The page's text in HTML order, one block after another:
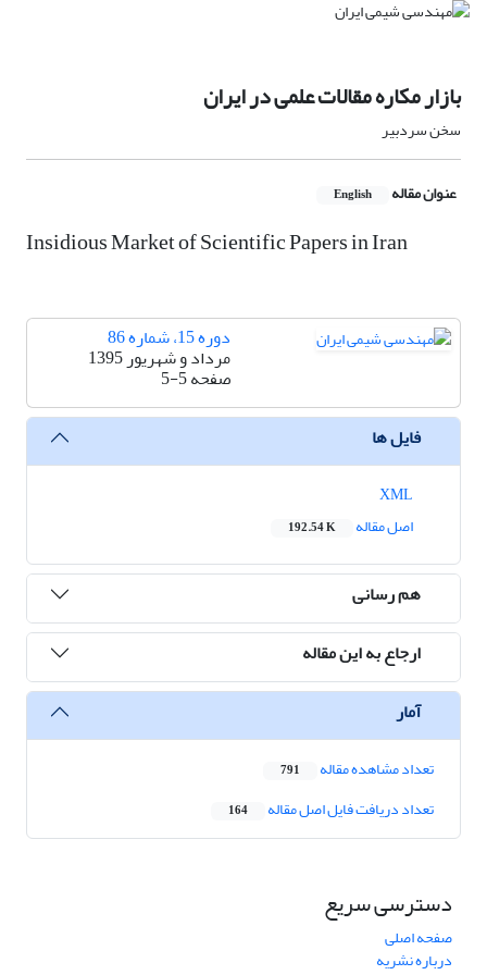
بازار مکاره مقالات علمی در ایران
سخن سردبیر
عنوان مقاله English
Insidious Market of Scientific Papers in Iran
دوره 15، شماره 86
مرداد و شهریور 1395
صفحه5-5
فایل ها
اصل مقاله
192.54 K
هم رسانی
ارجاع به این مقاله
آمار
تعداد مشاهده مقاله 791
تعداد دریافت فایل اصل مقاله 164
دسترسی سریع
صفحه اصلی
درباره نشریه